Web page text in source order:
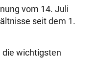
vom 14. Juli
seit dem 1.
die wichtigsten